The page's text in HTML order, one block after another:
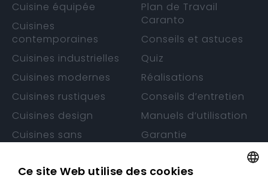
Cuisine équipée
Cuisines
contemporaines
Cuisines industrielles
Cuisines modernes
Cuisines rustiques
Cuisines design
Cuisines sans
Plan de Travail
Caranto
Conseils et astuces
Quiz
Réalisations
Conseils d’entretien
Manuels d’utilisation
Garantie
Ce site Web utilise des cookies